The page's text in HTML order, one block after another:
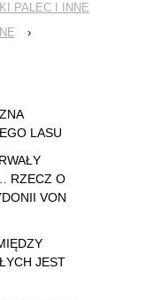
PALEC I INNE
›
LASU
RZECZ O
VON
JEST